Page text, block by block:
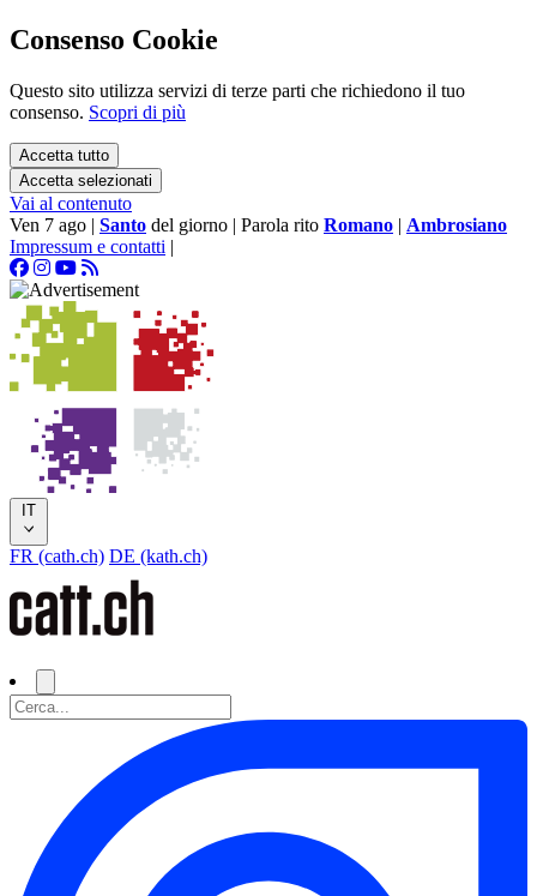
Consenso Cookie
Questo sito utilizza servizi di terze parti che richiedono il tuo
consenso. Scopri di più
Accetta tutto
Accetta selezionati
Vai al contenuto
Ven 7 ago | Santo del giorno | Parola rito Romano | Ambrosiano
Impressum e contatti |
IT
FR (cath.ch) DE (kath.ch)